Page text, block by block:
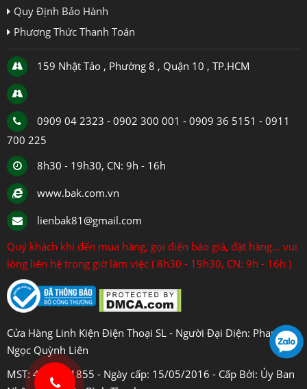
Quy Định Bảo Hành
Phương Thức Thanh Toán
159 Nhật Tảo , Phường 8 , Quận 10 , TP.HCM
0909 04 2323 - 0902 300 001 - 0909 36 5151 - 0911
700 225
8h30 - 19h30, CN: 9h - 16h
www.bak.com.vn
lienbak81@gmail.com
Quý khách khi đến mua hàng, gọi điện báo giá, đặt hàng... vui
lòng liên hệ trong giờ làm việc ( 8h30 - 19h30, CN: 9h - 16h )
Cửa Hàng Linh Kiện Điện Thoại SL - Người Đại Diện: Phan
Ngọc Quỳnh Liên
MST: 4108031855 - Ngày cấp: 15/05/2016 - Cấp Bởi: Ủy Ban